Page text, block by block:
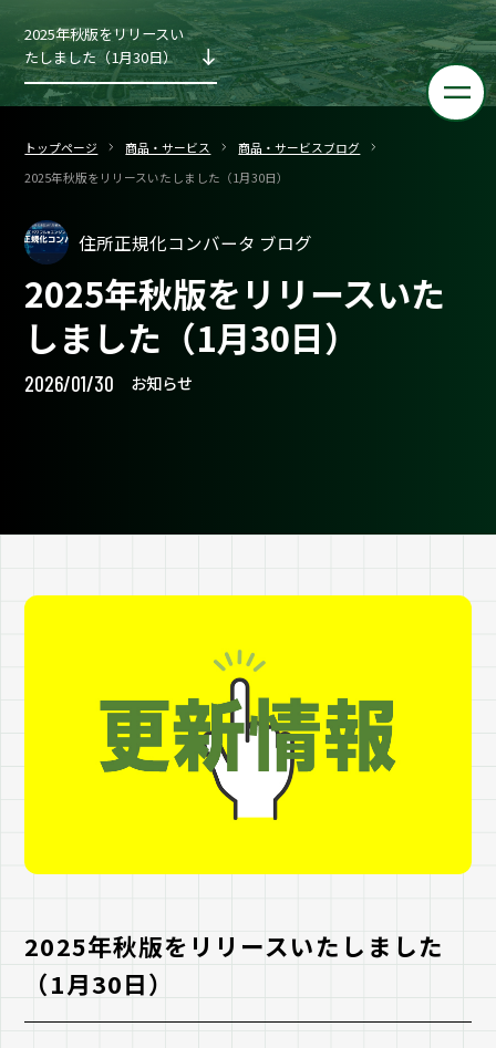
トップページ 商品・サービス
商品・サービスブログ
2025年秋版をリリースいたしました（1月30日）
住所正規化コンバータ ブログ
2025年秋版をリリースいた
しました（1月30日）
2026/01/30 お知らせ
2025年秋版をリリースい
たしました（1月30日）
2025年秋版をリリースいたしました
（1月30日）